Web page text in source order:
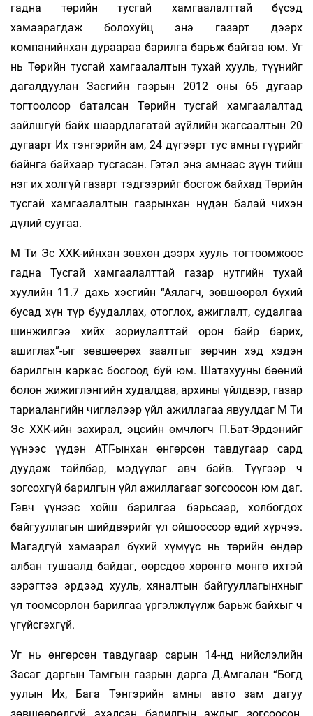
гадна төрийн тусгай хамгаалалттай бүсэд
хамаарагдаж болохуйц энэ газарт дээрх
компанийнхан дураараа барилга барьж байгаа юм. Уг
нь Төрийн тусгай хамгаалалтын тухай хууль, түүнийг
дагалдуулан Засгийн газрын 2012 оны 65 дугаар
тогтоолоор баталсан Төрийн тусгай хамгаалалтад
зайлшгүй байх шаардлагатай зүйлийн жагсаалтын 20
дугаарт Их тэнгэрийн ам, 24 дүгээрт тус амны гүүрийг
байнга байхаар тусгасан. Гэтэл энэ амнаас зүүн тийш
нэг их холгүй газарт тэдгээрийг босгож байхад Төрийн
тусгай хамгаалалтын газрынхан нүдэн балай чихэн
дүлий суугаа.
М Ти Эс ХХК-ийнхан зөвхөн дээрх хууль тогтоомжоос
гадна Тусгай хамгаалалттай газар нутгийн тухай
хуулийн 11.7 дахь хэсгийн “Аялагч, зөвшөөрөл бүхий
бусад хүн түр буудаллах, отоглох, ажиглалт, судалгаа
шинжилгээ хийх зориулалттай орон байр барих,
ашиглах”-ыг зөвшөөрөх заалтыг зөрчин хэд хэдэн
барилгын каркас босгоод буй юм. Шатахууны бөөний
болон жижиглэнгийн худалдаа, архины үйлдвэр, газар
тариалангийн чиглэлээр үйл ажиллагаа явуулдаг М Ти
Эс ХХК-ийн захирал, эцсийн өмчлөгч П.Бат-Эрдэнийг
үүнээс үүдэн АТГ-ынхан өнгөрсөн тавдугаар сард
дуудаж тайлбар, мэдүүлэг авч байв. Түүгээр ч
зогсохгүй барилгын үйл ажиллагааг зогсоосон юм даг.
Гэвч үүнээс хойш барилгаа барьсаар, холбогдох
байгууллагын шийдвэрийг үл ойшоосоор өдий хүрчээ.
Магадгүй хамаарал бүхий хүмүүс нь төрийн өндөр
албан тушаалд байдаг, өөрсдөө хөрөнгө мөнгө ихтэй
зэрэгтээ эрдээд хууль, хяналтын байгууллагынхныг
үл тоомсорлон барилгаа үргэлжлүүлж барьж байхыг ч
үгүйсгэхгүй.
Уг нь өнгөрсөн тавдугаар сарын 14-нд нийслэлийн
Засаг даргын Тамгын газрын дарга Д.Амгалан “Богд
уулын Их, Бага Тэнгэрийн амны авто зам дагуу